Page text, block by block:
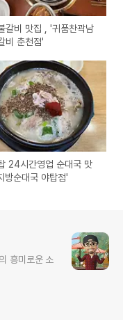
갈비 맛집 , '귀품찬곽남
비 춘천점'
24시간영업 순대국 맛
방순대국 야탑점'
흥미로운 소